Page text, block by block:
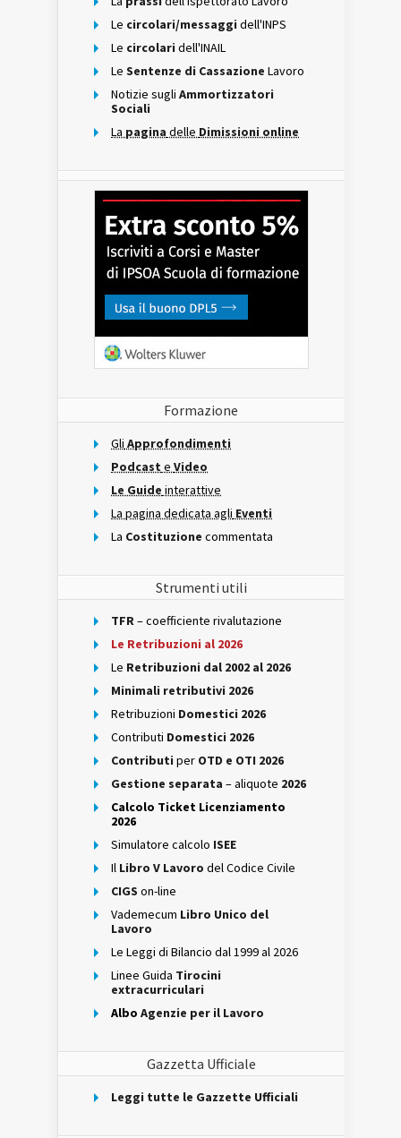
Le circolari/messaggi dell'INPS
Le circolari dell'INAIL
Le Sentenze di Cassazione Lavoro
Notizie sugli Ammortizzatori
Sociali
La pagina delle Dimissioni online
Formazione
Gli Approfondimenti
Podcast e Video
Le Guide interattive
La pagina dedicata agli Eventi
La Costituzione commentata
Strumenti utili
TFR– coefficiente rivalutazione
Le Retribuzioni al 2026
Le Retribuzioni dal 2002 al 2026
Minimali retributivi 2026
Retribuzioni Domestici 2026
Contributi Domestici 2026
Contributi per OTD e OTI 2026
Gestione separata – aliquote 2026
Calcolo Ticket Licenziamento
2026
Simulatore calcolo ISEE
Il Libro V Lavoro del Codice Civile
CIGS on-line
Vademecum Libro Unico del
Lavoro
Le Leggi di Bilancio dal 1999 al 2026
Linee Guida Tirocini
extracurriculari
Albo Agenzie per il Lavoro
Gazzetta Ufficiale
Leggi tutte le Gazzette Ufficiali